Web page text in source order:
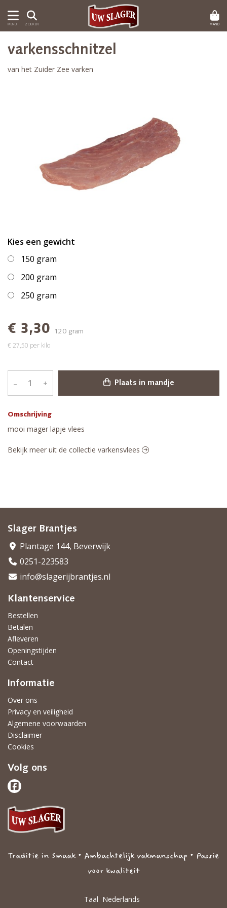
MENU ZOEKEN MAND
Omschrijving
mooi mager lapje vlees
varkensschnitzel
van het Zuider Zee varken
Kies een gewicht
150 gram
200 gram
250 gram
€ 3,30 120 gram
€ 27,50 per kilo
– + Plaats in mandje
Bekijk meer uit de collectie varkensvlees
Slager Brantjes
Plantage 144, Beverwijk
0251-223583
info@slagerijbrantjes.nl
Klantenservice
Bestellen
Betalen
Afleveren
Openingstijden
Contact
Informatie
Over ons
Privacy en veiligheid
Algemene voorwaarden
Disclaimer
Cookies
Volg ons
Traditie in Smaak • Ambachtelijk vakmanschap • Passie
voor kwaliteit
Taal